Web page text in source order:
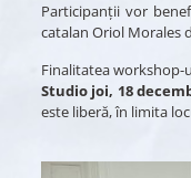
Participanții vor
catalan Oriol Morales
Finalitatea
Studio joi, 18
este liberă, în limita